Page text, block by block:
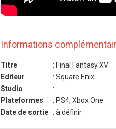
Informations
Titre
: Final Fantasy XV
Editeur
: Square Enix
Studio
:
Plateformes
: PS4, Xbox One
Date de sortie
: à définir